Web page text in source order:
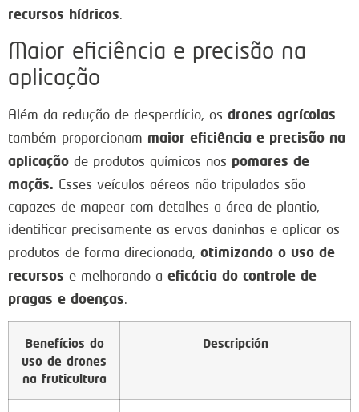
recursos hídricos.
Maior eficiência e precisão na
aplicação
Além da redução de desperdício, os drones agrícolas
também proporcionam maior eficiência e precisão na
aplicação de produtos químicos nos pomares de
maçãs. Esses veículos aéreos não tripulados são
capazes de mapear com detalhes a área de plantio,
identificar precisamente as ervas daninhas e aplicar os
produtos de forma direcionada, otimizando o uso de
recursos e melhorando a eficácia do controle de
pragas e doenças.
Benefícios do
uso de drones
na fruticultura
Descripción